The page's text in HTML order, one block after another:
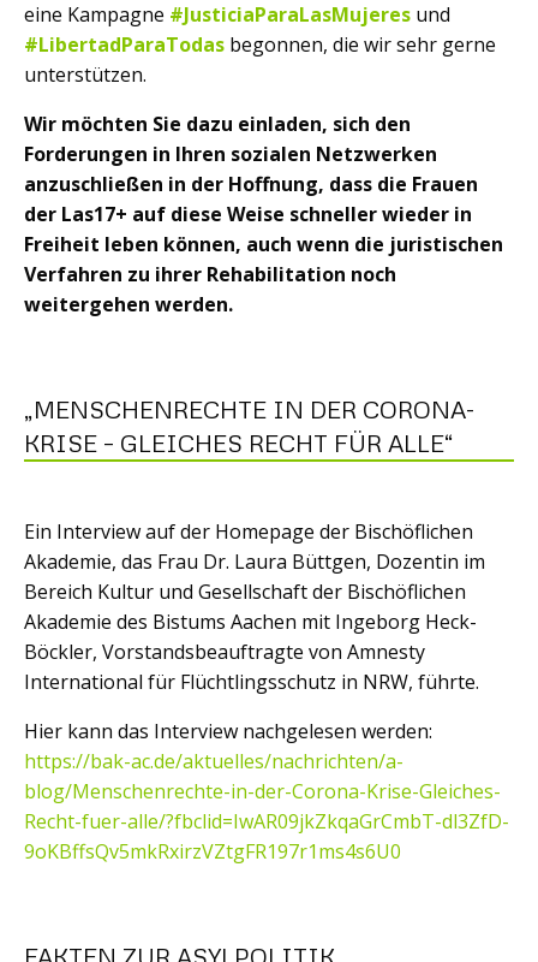
eine Kampagne #JusticiaParaLasMujeres und
#LibertadParaTodas begonnen, die wir sehr gerne
unterstützen.
Wir möchten Sie dazu einladen, sich den
Forderungen in Ihren sozialen Netzwerken
anzuschließen in der Hoffnung, dass die Frauen
der Las17+ auf diese Weise schneller wieder in
Freiheit leben können, auch wenn die juristischen
Verfahren zu ihrer Rehabilitation noch
weitergehen werden.
„MENSCHENRECHTE IN DER CORONA-
KRISE – GLEICHES RECHT FÜR ALLE“
Ein Interview auf der Homepage der Bischöflichen
Akademie, das Frau Dr. Laura Büttgen, Dozentin im
Bereich Kultur und Gesellschaft der Bischöflichen
Akademie des Bistums Aachen mit Ingeborg Heck-
Böckler, Vorstandsbeauftragte von Amnesty
International für Flüchtlingsschutz in NRW, führte.
Hier kann das Interview nachgelesen werden:
https://bak-ac.de/aktuelles/nachrichten/a-
blog/Menschenrechte-in-der-Corona-Krise-Gleiches-
Recht-fuer-alle/?fbclid=IwAR09jkZkqaGrCmbT-dl3ZfD-
9oKBffsQv5mkRxirzVZtgFR197r1ms4s6U0
FAKTEN ZUR ASYLPOLITIK